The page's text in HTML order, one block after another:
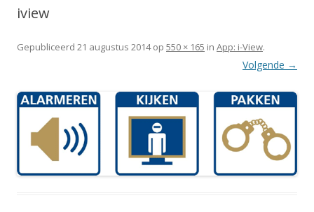
iview
Gepubliceerd 21 augustus 2014op 550 × 165 in App: i-View.
Volgende →